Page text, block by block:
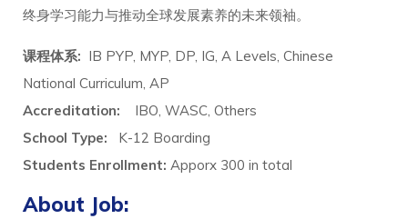
终身学习能力与推动全球发展素养的未来领袖。
课程体系: IB PYP, MYP, DP, IG, A Levels, Chinese
National Curriculum, AP
Accreditation: IBO, WASC, Others
School Type: K-12 Boarding
Students Enrollment: Apporx 300 in total
About Job: